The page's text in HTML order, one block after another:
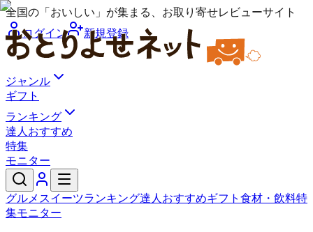
全国の「おいしい」が集まる、お取り寄せレビューサイト
ログイン
新規登録
ジャンル
ギフト
ランキング
達人おすすめ
特集
モニター
グルメ スイーツランキング達人おすすめギフト 食材・飲料特
集モニター